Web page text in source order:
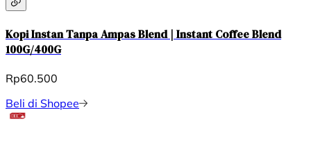
Kopi Instan Tanpa Ampas Blend | Instant Coffee Blend
100G/400G
Rp60.500
Beli di Shopee